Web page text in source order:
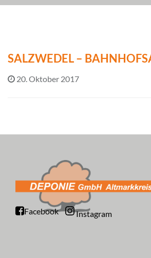
SALZWEDEL –
20. Oktober 2017
Facebook Instagram